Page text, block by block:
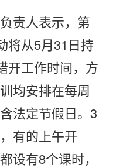
责人表示，第
将从5月31日持
开工作时间，方
均安排在每周
法定节假日。3
有的上午开
设有8个课时，